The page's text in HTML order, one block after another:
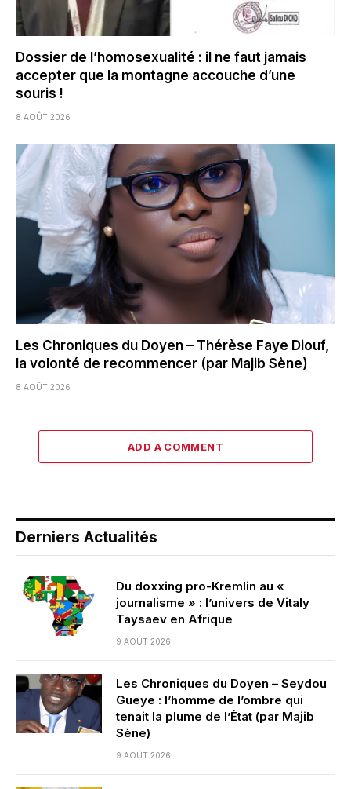
Dossier de l’homosexualité : il ne faut jamais
accepter que la montagne accouche d’une
souris !
8 AOÛT 2026
Les Chroniques du Doyen – Thérèse Faye Diouf,
la volonté de recommencer (par Majib Sène)
8 AOÛT 2026
ADD A COMMENT
Derniers Actualités
Du doxxing pro-Kremlin au «
journalisme » : l’univers de Vitaly
Taysaev en Afrique
9 AOÛT 2026
Les Chroniques du Doyen – Seydou
Gueye : l’homme de l’ombre qui
tenait la plume de l’État (par Majib
Sène)
9 AOÛT 2026